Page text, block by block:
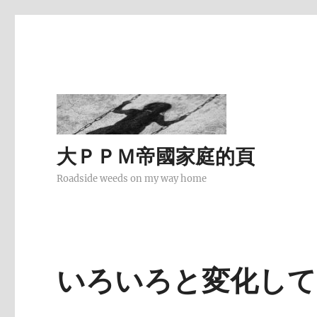
大ＰＰＭ帝國家庭的頁
Roadside weeds on my way home
いろいろと変化し